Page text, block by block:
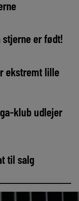
stjerne er født!
ekstremt lille
klub udlejer
til salg